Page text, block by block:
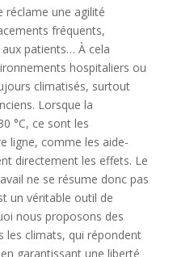
réclame une agilité
fréquents,
patients… À cela
hospitaliers ou
climatisés, surtout
Lorsque la
°C, ce sont les
ligne, comme les aide-
directement les effets. Le
ne se résume donc pas
un véritable outil de
nous proposons des
les climats, qui répondent
garantissant une liberté